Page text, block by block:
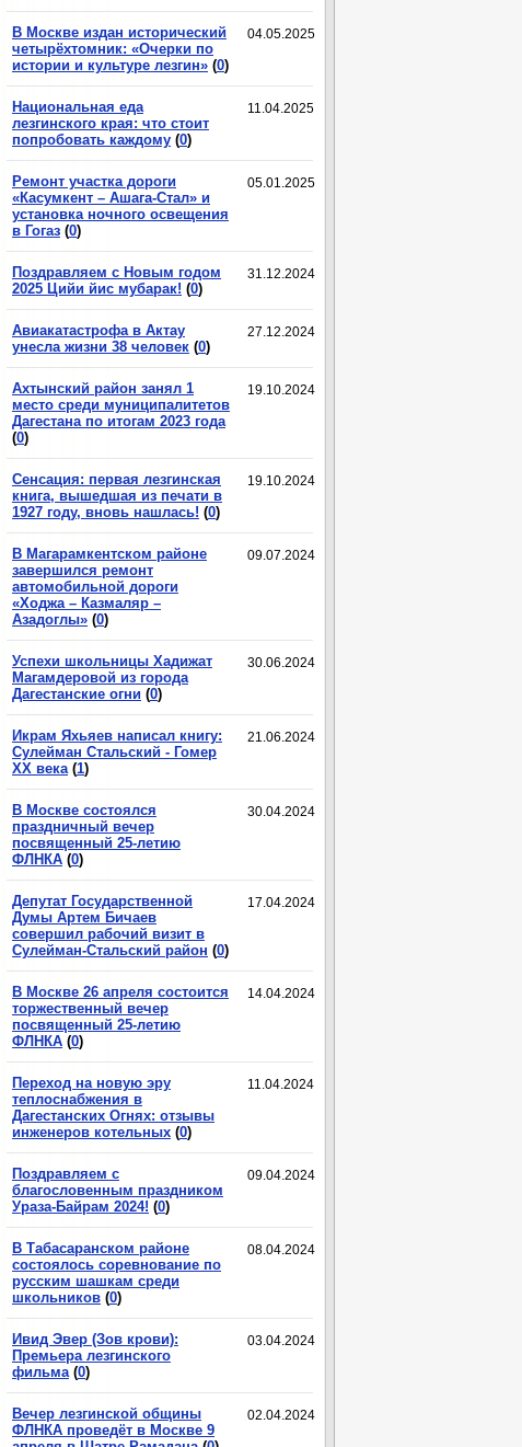
04.05.2025
В Москве издан исторический
четырёхтомник: «Очерки по
истории и культуре лезгин» (0)
11.04.2025
Национальная еда
лезгинского края: что стоит
попробовать каждому (0)
05.01.2025
Ремонт участка дороги
«Касумкент – Ашага-Стал» и
установка ночного освещения
в Гогаз (0)
31.12.2024
Поздравляем с Новым годом
2025 Цийи йис мубарак! (0)
27.12.2024
Авиакатастрофа в Актау
унесла жизни 38 человек (0)
19.10.2024
Ахтынский район занял 1
место среди муниципалитетов
Дагестана по итогам 2023 года
(0)
19.10.2024
Сенсация: первая лезгинская
книга, вышедшая из печати в
1927 году, вновь нашлась! (0)
09.07.2024
В Магарамкентском районе
завершился ремонт
автомобильной дороги
«Ходжа – Казмаляр –
Азадоглы» (0)
30.06.2024
Успехи школьницы Хадижат
Магамдеровой из города
Дагестанские огни (0)
21.06.2024
Икрам Яхьяев написал книгу:
Сулейман Стальский - Гомер
XX века (1)
30.04.2024
В Москве состоялся
праздничный вечер
посвященный 25-летию
ФЛНКА (0)
17.04.2024
Депутат Государственной
Думы Артем Бичаев
совершил рабочий визит в
Сулейман-Стальский район (0)
14.04.2024
В Москве 26 апреля состоится
торжественный вечер
посвященный 25-летию
ФЛНКА (0)
11.04.2024
Переход на новую эру
теплоснабжения в
Дагестанских Огнях: отзывы
инженеров котельных (0)
09.04.2024
Поздравляем с
благословенным праздником
Ураза-Байрам 2024! (0)
08.04.2024
В Табасаранском районе
состоялось соревнование по
русским шашкам среди
школьников (0)
03.04.2024
Ивид Эвер (Зов крови):
Премьера лезгинского
фильма (0)
02.04.2024
Вечер лезгинской общины
ФЛНКА проведёт в Москве 9